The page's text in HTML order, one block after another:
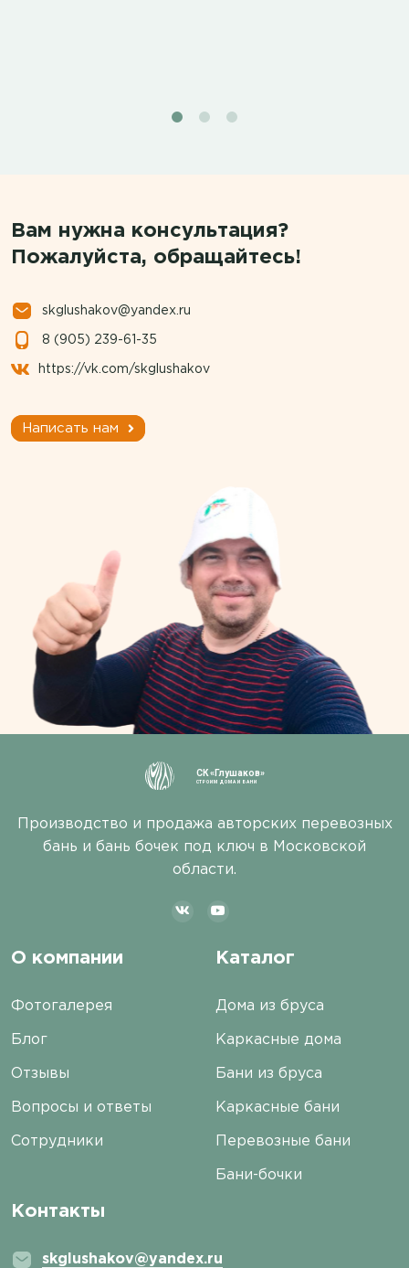
Вам нужна консультация?
Пожалуйста, обращайтесь!
skglushakov@yandex.ru
8 (905) 239-61-35
https://vk.com/skglushakov
Написать нам
СК «Глушаков»
СТРОИМ ДОМА И БАНИ
Производство и продажа авторских перевозных
бань и бань бочек под ключ в Московской
области.
О компании
Фотогалерея
Блог
Отзывы
Вопросы и ответы
Сотрудники
Каталог
Дома из бруса
Каркасные дома
Бани из бруса
Каркасные бани
Перевозные бани
Бани-бочки
Контакты
skglushakov@yandex.ru